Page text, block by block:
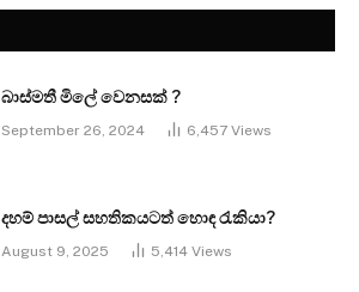
බාස්මතී මිලේ වෙනසක් ?
September 26, 2024 6,457 Views
දහම් පාසල් සහතිකයටත් හොඳ රැකියා?
August 9, 2025 5,414 Views